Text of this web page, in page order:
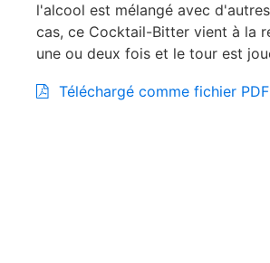
l'alcool est mélangé avec
cas, ce Cocktail-Bitter vient à la
une ou deux fois et le tour est
Téléchargé comme fichier PDF